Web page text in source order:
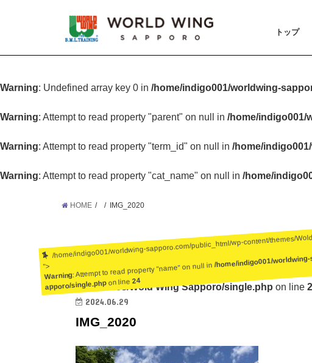
トップ
Warning: Undefined array key 0 in /home/indigo001/worldwing-
Warning: Attempt to read property "parent" on null in /home/indigo001/
Warning: Attempt to read property "term_id" on null in /home/
Warning: Attempt to read property "cat_name" on null in /home/
HOME IMG_2020
Warning: Undefined array key 0 in
/home/
ent/themes/Wold Wing Sapporo/single.php on line
/home/indigo001/worldwing-sapporo.com/public_html/wp-content/themes/
">
Warning: Attempt to read property "name" on null in
/home/indigo001/
apporo/single.phpon line24
2024.06.29
IMG_2020